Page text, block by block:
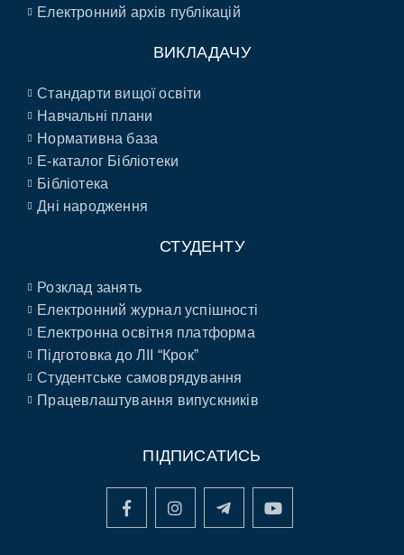
Електронний архів публікацій
ВИКЛАДАЧУ
Стандарти вищої освіти
Навчальні плани
Нормативна база
E-каталог Бібліотеки
Бібліотека
Дні народження
СТУДЕНТУ
Розклад занять
Електронний журнал успішності
Електронна освітня платформа
Підготовка до ЛІІ “Крок”
Студентське самоврядування
Працевлаштування випускників
ПІДПИСАТИСЬ